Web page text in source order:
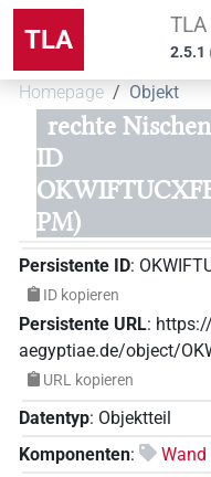
TLA TLA
2.5.1
Homepage Objekt
rechte
ID
PM)
Persistente ID:
ID kopieren
Persistente URL:
aegyptiae.de/object/
URL kopieren
Datentyp: Objektteil
Komponenten:
Wand